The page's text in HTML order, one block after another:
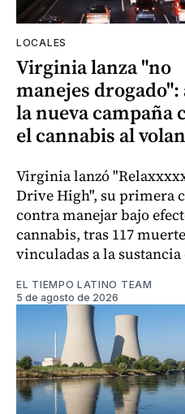
LOCALES
Virginia lanza "no
manejes drogado":
la nueva campaña
el cannabis al
Virginia lanzó
Drive High", su primera
contra manejar bajo
cannabis, tras 117
vinculadas a la sustancia
EL TIEMPO LATINO TEAM
5 de agosto de 2026